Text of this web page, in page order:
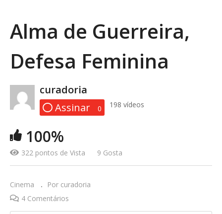
a janela e o vento
Alma de Guerreira,
Defesa Feminina
curadoria
Assinar
0 198 vídeos
100%
322 pontos de Vista 9 Gosta
Cinema
Por curadoria
4 Comentários